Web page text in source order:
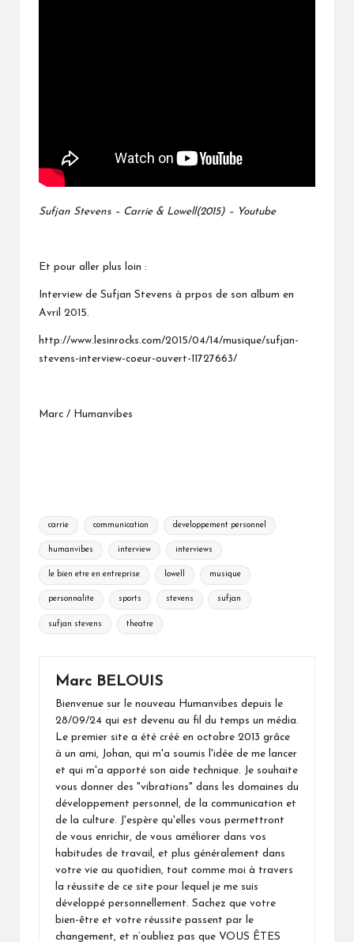
Sufjan Stevens – Carrie & Lowell(2015) – Youtube
Et pour aller plus loin :
Interview de Sufjan Stevens à prpos de son album en
Avril 2015.
http://www.lesinrocks.com/2015/04/14/musique/sufjan-
stevens-interview-coeur-ouvert-11727663/
Marc / Humanvibes
Tags:
carrie communication developpement personnel
humanvibes interview interviews
le bien etre en entreprise lowell musique
personnalite sports stevens sufjan
sufjan stevens theatre
Marc BELOUIS
Bienvenue sur le nouveau Humanvibes depuis le
28/09/24 qui est devenu au fil du temps un média.
Le premier site a été créé en octobre 2013 grâce
à un ami, Johan, qui m'a soumis l'idée de me lancer
et qui m'a apporté son aide technique. Je souhaite
vous donner des "vibrations" dans les domaines du
développement personnel, de la communication et
de la culture. J'espère qu'elles vous permettront
de vous enrichir, de vous améliorer dans vos
habitudes de travail, et plus généralement dans
votre vie au quotidien, tout comme moi à travers
la réussite de ce site pour lequel je me suis
développé personnellement. Sachez que votre
bien-être et votre réussite passent par le
changement, et n’oubliez pas que VOUS ÊTES